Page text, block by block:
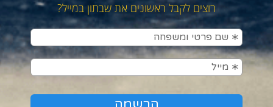
רוצים לקבל ראשונים את שבתון במייל?